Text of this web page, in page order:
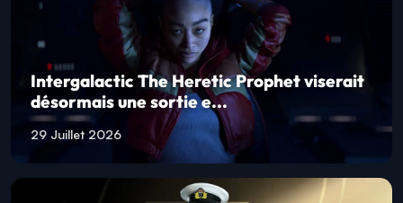
Intergalactic The Heretic Prophet viserait
désormais une sortie e...
29 Juillet 2026